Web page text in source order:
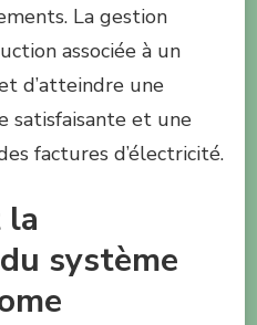
La gestion
associée à un
d’atteindre une
satisfaisante et une
factures d’électricité.
la
système